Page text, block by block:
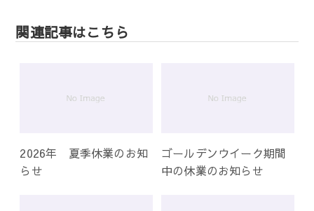
ゲ
関連記事はこちら
2026年 夏季休業のお知
らせ
ゴールデンウイーク期間
中の休業のお知らせ